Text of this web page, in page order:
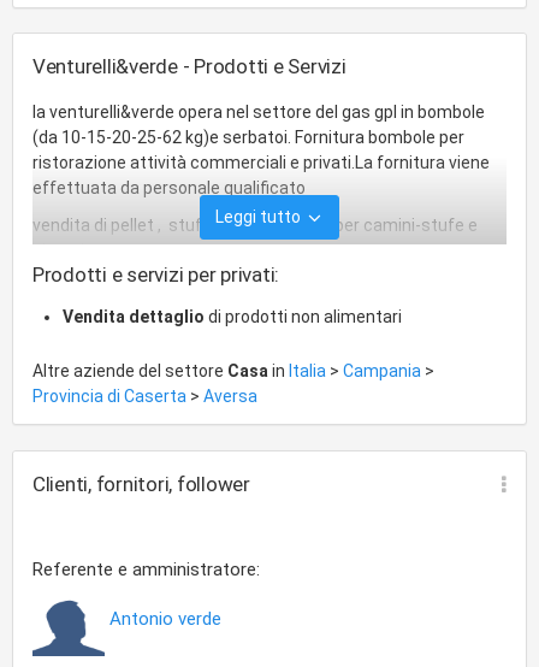
Venturelli&verde - Prodotti e Servizi
la venturelli&verde opera nel settore del gas gpl in bombole
(da 10-15-20-25-62 kg)e serbatoi. Fornitura bombole per
ristorazione attività commerciali e privati.La fornitura viene
effettuata da personale qualificato
vendita di pellet , stufe a pellet e legna per camini-stufe e
pizzerie
Leggi tutto
Prodotti e servizi per privati:
Vendita dettaglio di prodotti non alimentari
Altre aziende del settore Casa in Italia > Campania >
Provincia di Caserta > Aversa
Clienti, fornitori, follower
Referente e amministratore:
Antonio verde